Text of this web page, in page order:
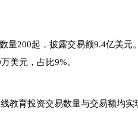
量200起，披露交易额9.4亿美元
美元，占比9%。
教育投资交易数量与交易额均